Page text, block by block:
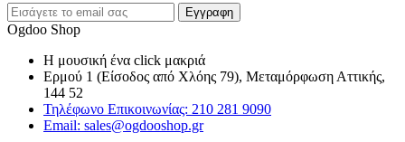
Εγγραφη
Ogdoo Shop
Η μουσική ένα click μακριά
Ερμού 1 (Είσοδος από Χλόης 79), Μεταμόρφωση Αττικής,
144 52
Τηλέφωνο Επικοινωνίας: 210 281 9090
Email: sales@ogdooshop.gr